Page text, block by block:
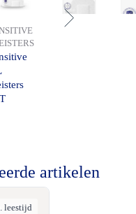
artikelen
leestijd